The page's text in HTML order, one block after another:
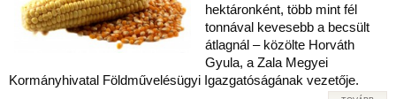
hektáronként, több mint fél
tonnával kevesebb a becsült
átlagnál – közölte Horváth
Gyula, a Zala Megyei
Kormányhivatal Földművelésügyi Igazgatóságának vezetője.